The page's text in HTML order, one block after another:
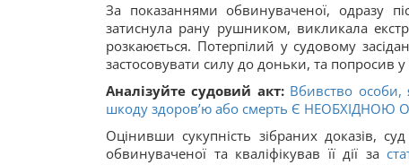
За показаннями обвинуваченої, одразу
затиснула рану рушником, викликала
розкаюється. Потерпілий у судовому
застосовувати силу до доньки, та попросив
Аналізуйте судовий акт: Вбивство особи,
шкоду здоров’ю або смерть Є
Оцінивши сукупність зібраних доказів,
обвинуваченої та кваліфікував її дії за